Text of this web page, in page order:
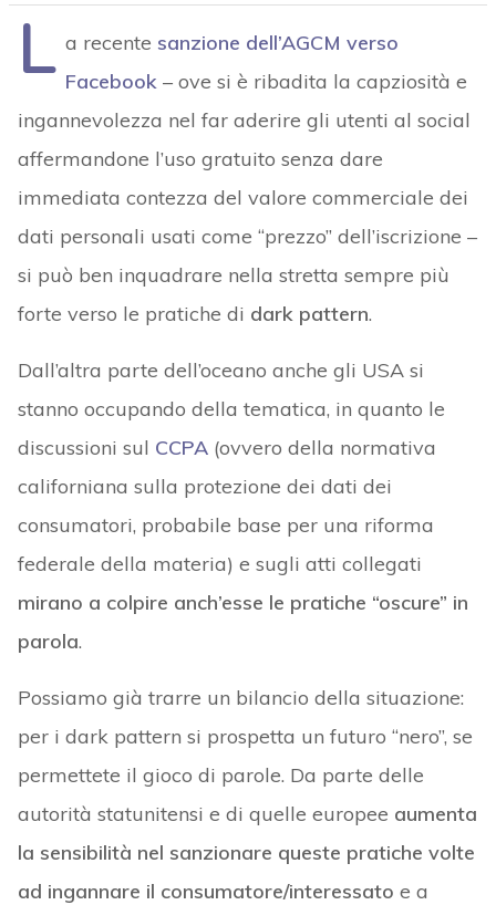
L a recente sanzione dell’AGCM verso
Facebook– ove si è ribadita la capziosità e
ingannevolezza nel far aderire gli utenti al social
affermandone l’uso gratuito senza dare
immediata contezza del valore commerciale dei
dati personali usati come “prezzo” dell’iscrizione –
si può ben inquadrare nella stretta sempre più
forte verso le pratiche di dark pattern.
Dall’altra parte dell’oceano anche gli USA si
stanno occupando della tematica, in quanto le
discussioni sul CCPA(ovvero della normativa
californiana sulla protezione dei dati dei
consumatori, probabile base per una riforma
federale della materia) e sugli atti collegati
mirano a colpire anch’esse le pratiche “oscure” in
parola.
Possiamo già trarre un bilancio della situazione:
per i dark pattern si prospetta un futuro “nero”, se
permettete il gioco di parole. Da parte delle
autorità statunitensi e di quelle europee aumenta
la sensibilità nel sanzionare queste pratiche volte
ad ingannare il consumatore/interessato e a